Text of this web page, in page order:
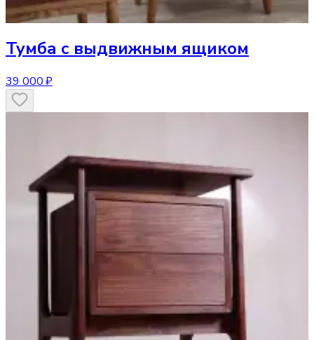
Тумба с выдвижным ящиком
39 000 ₽